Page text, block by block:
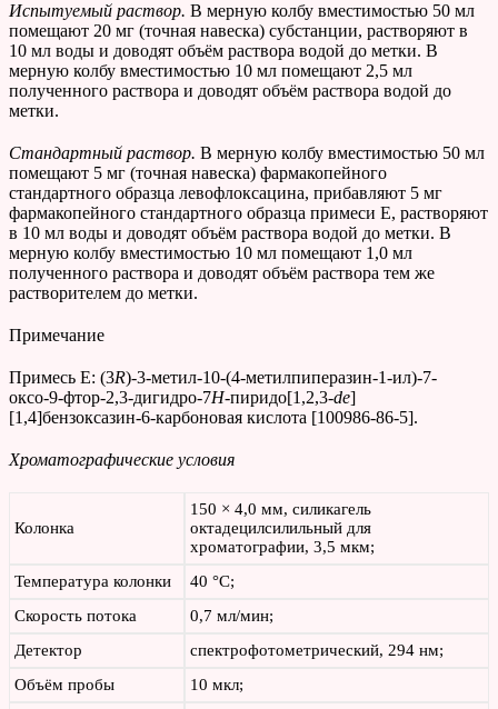
Испытуемый раствор. В мерную колбу вместимостью 50 мл
помещают 20 мг (точная навеска) субстанции, растворяют в
10 мл воды и доводят объём раствора водой до метки. В
мерную колбу вместимостью 10 мл помещают 2,5 мл
полученного раствора и доводят объём раствора водой до
метки.
Стандартный раствор. В мерную колбу вместимостью 50 мл
помещают 5 мг (точная навеска) фармакопейного
стандартного образца левофлоксацина, прибавляют 5 мг
фармакопейного стандартного образца примеси Е, растворяют
в 10 мл воды и доводят объём раствора водой до метки. В
мерную колбу вместимостью 10 мл помещают 1,0 мл
полученного раствора и доводят объём раствора тем же
растворителем до метки.
Примечание
Примесь Е: (3R)-3-метил-10-(4-метилпиперазин-1-ил)-7-
оксо-9-фтор-2,3-дигидро-7H-пиридо[1,2,3-de]
[1,4]бензоксазин-6-карбоновая кислота [100986-86-5].
Хроматографические условия
Колонка
150 × 4,0 мм, силикагель
октадецилсилильный для
хроматографии, 3,5 мкм;
Температура колонки
40 °С;
Скорость потока
0,7 мл/мин;
Детектор
спектрофотометрический, 294 нм;
Объём пробы
10 мкл;